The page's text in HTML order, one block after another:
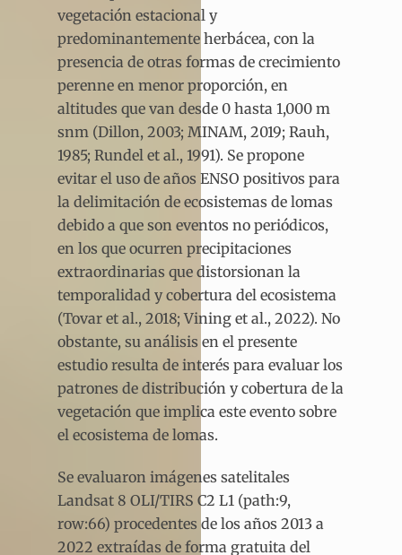
vegetación estacional y
predominantemente herbácea, con la
presencia de otras formas de crecimiento
perenne en menor proporción, en
altitudes que van desde 0 hasta 1,000 m
snm (Dillon, 2003; MINAM, 2019; Rauh,
1985; Rundel et al., 1991). Se propone
evitar el uso de años ENSO positivos para
la delimitación de ecosistemas de lomas
debido a que son eventos no periódicos,
en los que ocurren precipitaciones
extraordinarias que distorsionan la
temporalidad y cobertura del ecosistema
(Tovar et al., 2018; Vining et al., 2022). No
obstante, su análisis en el presente
estudio resulta de interés para evaluar los
patrones de distribución y cobertura de la
vegetación que implica este evento sobre
el ecosistema de lomas.
Se evaluaron imágenes satelitales
Landsat 8 OLI/TIRS C2 L1 (path:9,
row:66) procedentes de los años 2013 a
2022 extraídas de forma gratuita del